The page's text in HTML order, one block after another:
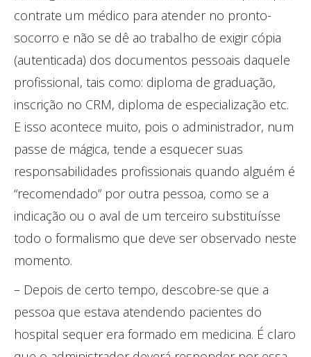
contrate um médico para atender no pronto-
socorro e não se dê ao trabalho de exigir cópia
(autenticada) dos documentos pessoais daquele
profissional, tais como: diploma de graduação,
inscrição no CRM, diploma de especialização etc.
E isso acontece muito, pois o administrador, num
passe de mágica, tende a esquecer suas
responsabilidades profissionais quando alguém é
“recomendado” por outra pessoa, como se a
indicação ou o aval de um terceiro substituísse
todo o formalismo que deve ser observado neste
momento.
– Depois de certo tempo, descobre-se que a
pessoa que estava atendendo pacientes do
hospital sequer era formado em medicina. É claro